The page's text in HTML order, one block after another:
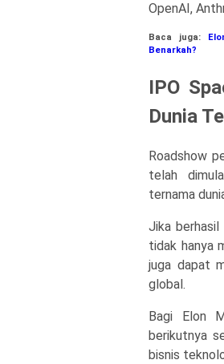
OpenAI,
Baca juga:
Benarkah?
IPO
Dunia
Roadshow
telah
ternama
Jika
tidak hanya
juga dapat
global.
Bagi Elon
berikutnya
bisnis